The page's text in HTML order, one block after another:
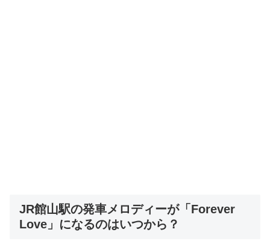
JR館山駅の発車メロディーが「Forever
Love」になるのはいつから？